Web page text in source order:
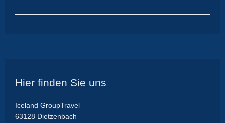
Hier finden Sie uns
Iceland GroupTravel
63128 Dietzenbach